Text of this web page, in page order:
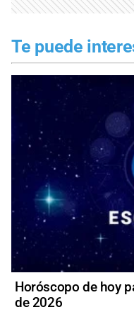
Te puede
Horóscopo de hoy
de 2026